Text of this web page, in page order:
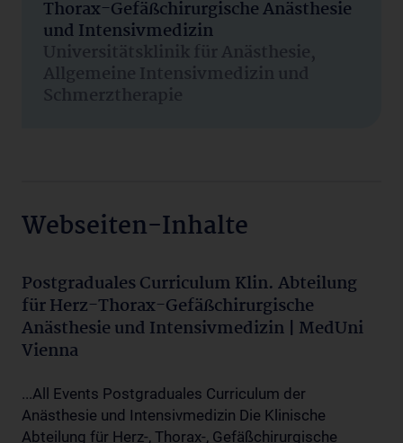
Thorax-Gefäßchirurgische Anästhesie
und Intensivmedizin
Universitätsklinik für Anästhesie,
Allgemeine Intensivmedizin und
Schmerztherapie
Webseiten-Inhalte
Postgraduales Curriculum Klin. Abteilung
für Herz-Thorax-Gefäßchirurgische
Anästhesie und Intensivmedizin | MedUni
Vienna
...All Events Postgraduales Curriculum der
Anästhesie und Intensivmedizin Die Klinische
Abteilung für Herz-, Thorax-, Gefäßchirurgische